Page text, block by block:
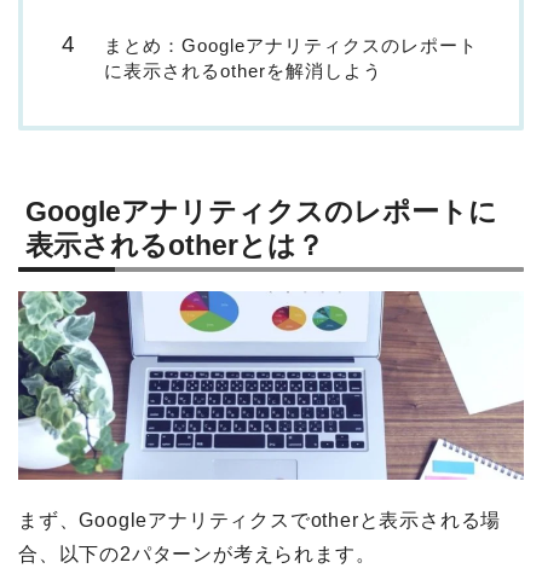
まとめ：Googleアナリティクスのレポート
に表示されるotherを解消しよう
Googleアナリティクスのレポートに
表示されるotherとは？
まず、Googleアナリティクスでotherと表示される場
合、以下の2パターンが考えられます。